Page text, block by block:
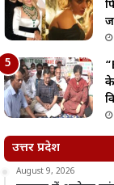
उत्तर प्रदेश
August 9, 2026